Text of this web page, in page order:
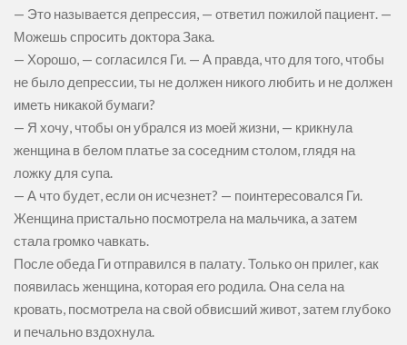
— Это называется депрессия, — ответил пожилой пациент. —
Можешь спросить доктора Зака.
— Хорошо, — согласился Ги. — А правда, что для того, чтобы
не было депрессии, ты не должен никого любить и не должен
иметь никакой бумаги?
— Я хочу, чтобы он убрался из моей жизни, — крикнула
женщина в белом платье за соседним столом, глядя на
ложку для супа.
— А что будет, если он исчезнет? — поинтересовался Ги.
Женщина пристально посмотрела на мальчика, а затем
стала громко чавкать.
После обеда Ги отправился в палату. Только он прилег, как
появилась женщина, которая его родила. Она села на
кровать, посмотрела на свой обвисший живот, затем глубоко
и печально вздохнула.